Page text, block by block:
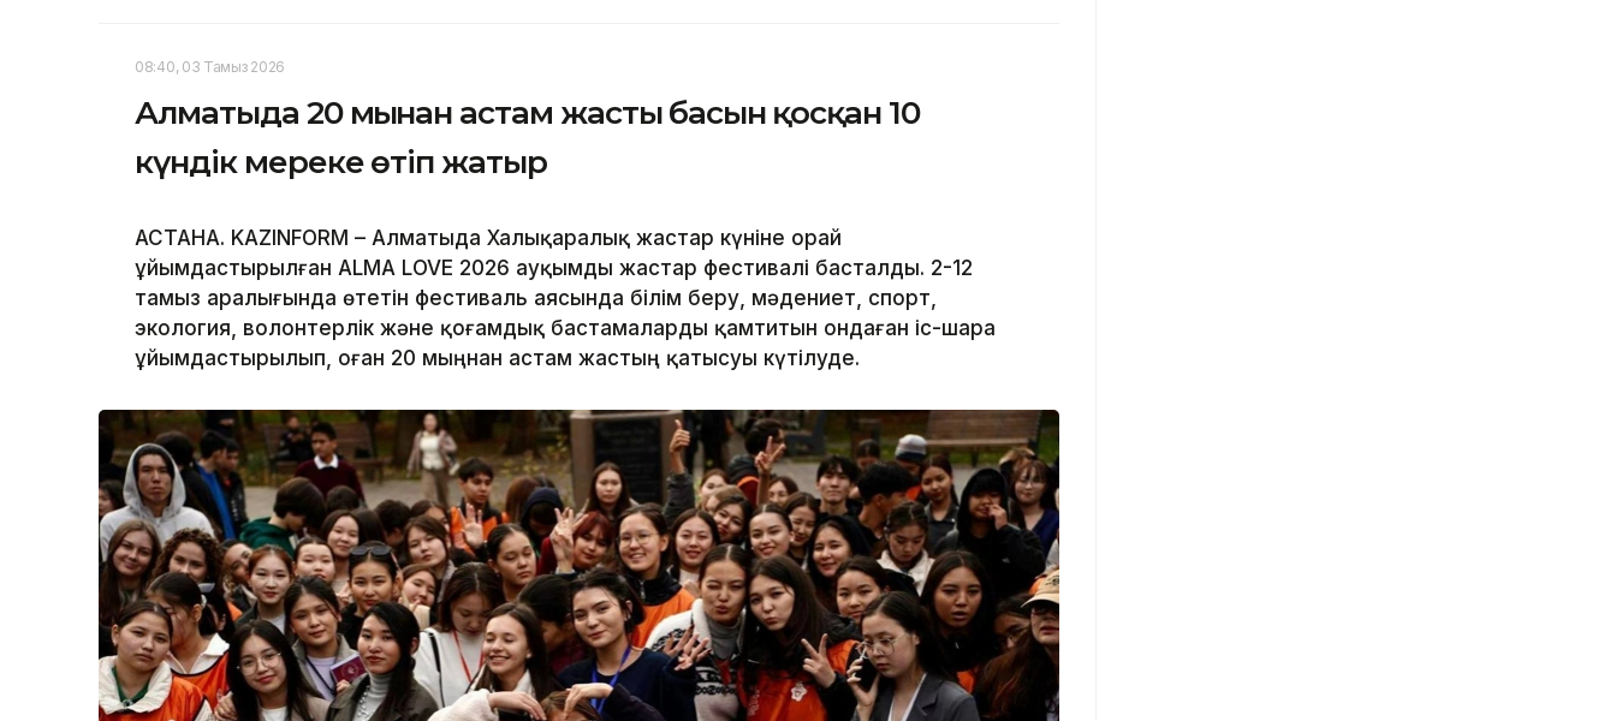
08:40, 03 Тамыз 2026
Алматыда 20 мыңнан астам жастың басын қосқан 10
күндік мереке өтіп жатыр
АСТАНА. KAZINFORM – Алматыда Халықаралық жастар күніне орай
ұйымдастырылған ALMA LOVE 2026 ауқымды жастар фестивалі басталды. 2-12
тамыз аралығында өтетін фестиваль аясында білім беру, мәдениет, спорт,
экология, волонтерлік және қоғамдық бастамаларды қамтитын ондаған іс-шара
ұйымдастырылып, оған 20 мыңнан астам жастың қатысуы күтілуде.